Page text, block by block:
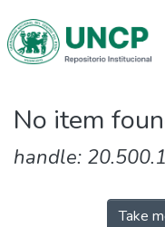
Repositorio
Estadisticas
No item
handle:
Take